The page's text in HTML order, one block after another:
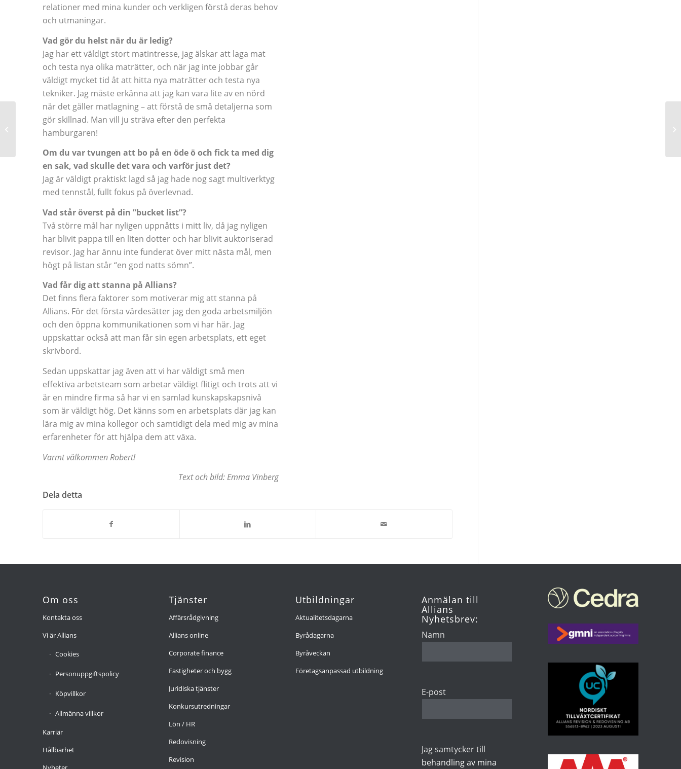
relationer med mina kunder och verkligen förstå deras behov
och utmaningar.
Vad gör du helst när du är ledig?
Jag har ett väldigt stort matintresse, jag älskar att laga mat
och testa nya olika maträtter, och när jag inte jobbar går
väldigt mycket tid åt att hitta nya maträtter och testa nya
tekniker. Jag måste erkänna att jag kan vara lite av en nörd
när det gäller matlagning – att förstå de små detaljerna som
gör skillnad. Man vill ju sträva efter den perfekta
hamburgaren!
Om du var tvungen att bo på en öde ö och fick ta med dig
en sak, vad skulle det vara och varför just det?
Jag är väldigt praktiskt lagd så jag hade nog sagt multiverktyg
med tennstål, fullt fokus på överlevnad.
Vad står överst på din ”bucket list”?
Två större mål har nyligen uppnåtts i mitt liv, då jag nyligen
har blivit pappa till en liten dotter och har blivit auktoriserad
revisor. Jag har ännu inte funderat över mitt nästa mål, men
högt på listan står “en god natts sömn”.
Vad får dig att stanna på Allians?
Det finns flera faktorer som motiverar mig att stanna på
Allians. För det första värdesätter jag den goda arbetsmiljön
och den öppna kommunikationen som vi har här. Jag
uppskattar också att man får sin egen arbetsplats, ett eget
skrivbord.
Sedan uppskattar jag även att vi har väldigt små men
effektiva arbetsteam som arbetar väldigt flitigt och trots att vi
är en mindre firma så har vi en samlad kunskapskapsnivå
som är väldigt hög. Det känns som en arbetsplats där jag kan
lära mig av mina kollegor och samtidigt dela med mig av mina
erfarenheter för att hjälpa dem att växa.
Varmt välkommen Robert!
Text och bild: Emma Vinberg
Dela detta
Om oss
Kontakta oss
Vi är Allians
Cookies
Personuppgiftspolicy
Köpvillkor
Allmänna villkor
Karriär
Hållbarhet
Tjänster
Affärsrådgivning
Allians online
Corporate finance
Fastigheter och bygg
Juridiska tjänster
Konkursutredningar
Lön / HR
Redovisning
Revision
Utbildningar
Aktualitetsdagarna
Byrådagarna
Byråveckan
Företagsanpassad utbildning
Anmälan till
Allians
Nyhetsbrev:
Namn
E-post
Jag samtycker till
behandling av mina
Inspirerande
sommarläsning